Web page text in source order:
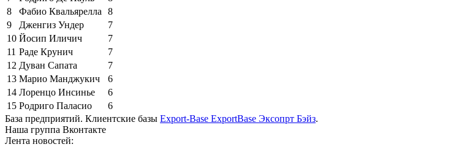
8
Фабио Квальярелла
8
9
Дженгиз Ундер
7
10 Йосип Иличич
7
11 Раде Крунич
7
12 Дуван Сапата
7
13 Марио Манджукич
6
14 Лоренцо Инсинье
6
15 Родриго Паласио
6
База предприятий. Клиентские базы Export-Base ExportBase Эксопрт Бэйз.
Наша группа Вконтакте
Лента новостей: